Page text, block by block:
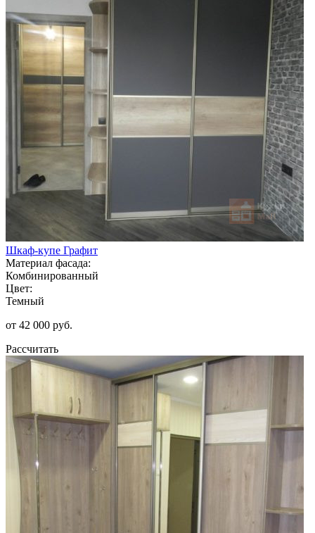
Шкаф-купе Графит
Материал фасада:
Комбинированный
Цвет:
Темный
от 42 000 руб.
Рассчитать